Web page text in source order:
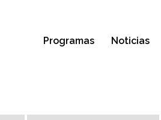
Programas Noticias